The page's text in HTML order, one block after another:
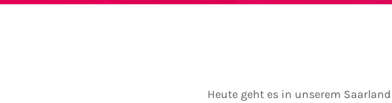
Heute geht es in unserem